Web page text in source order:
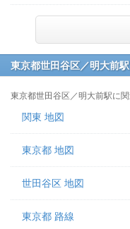
東京都世田谷区／明大前
東京都世田谷区／明大前駅に
関東 地図
東京都 地図
世田谷区 地図
東京都 路線